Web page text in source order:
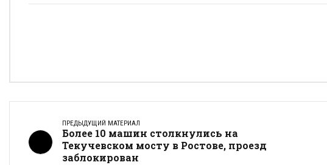
ПРЕДЫДУЩИЙ МАТЕРИАЛ
Более 10 машин столкнулись на
Текучевском мосту в Ростове, проезд
заблокирован